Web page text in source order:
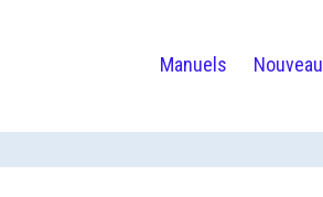
Manuels Nouveau